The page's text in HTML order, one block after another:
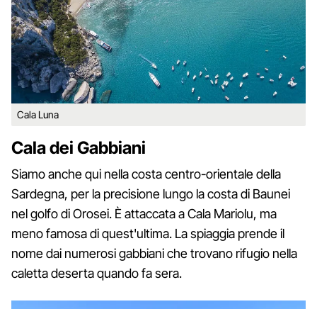
Cala Luna
Cala dei Gabbiani
Siamo anche qui nella costa centro-orientale della
Sardegna, per la precisione lungo la costa di Baunei
nel golfo di Orosei. È attaccata a Cala Mariolu, ma
meno famosa di quest'ultima. La spiaggia prende il
nome dai numerosi gabbiani che trovano rifugio nella
caletta deserta quando fa sera.